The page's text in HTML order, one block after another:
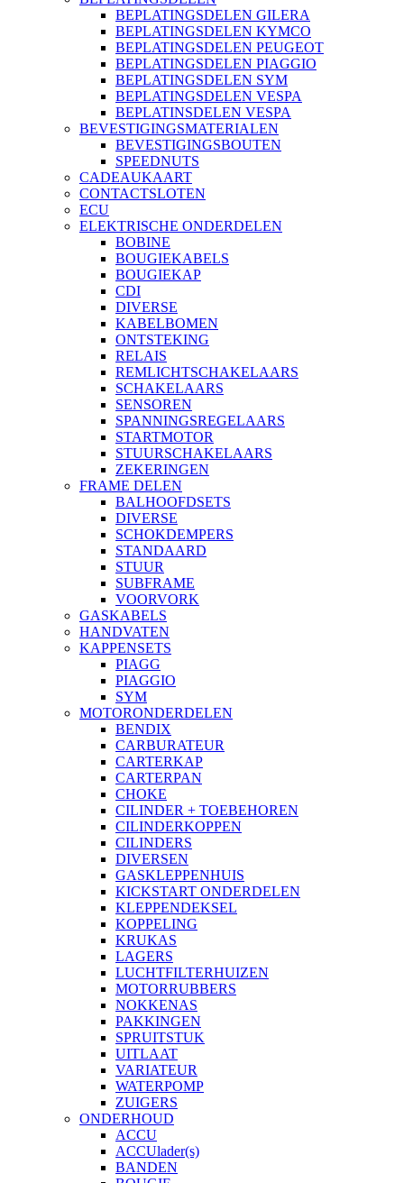
BEPLATINGSDELEN GILERA
BEPLATINGSDELEN KYMCO
BEPLATINGSDELEN PEUGEOT
BEPLATINGSDELEN PIAGGIO
BEPLATINGSDELEN SYM
BEPLATINGSDELEN VESPA
BEPLATINSDELEN VESPA
BEVESTIGINGSMATERIALEN
BEVESTIGINGSBOUTEN
SPEEDNUTS
CADEAUKAART
CONTACTSLOTEN
ECU
ELEKTRISCHE ONDERDELEN
BOBINE
BOUGIEKABELS
BOUGIEKAP
CDI
DIVERSE
KABELBOMEN
ONTSTEKING
RELAIS
REMLICHTSCHAKELAARS
SCHAKELAARS
SENSOREN
SPANNINGSREGELAARS
STARTMOTOR
STUURSCHAKELAARS
ZEKERINGEN
FRAME DELEN
BALHOOFDSETS
DIVERSE
SCHOKDEMPERS
STANDAARD
STUUR
SUBFRAME
VOORVORK
GASKABELS
HANDVATEN
KAPPENSETS
PIAGG
PIAGGIO
SYM
MOTORONDERDELEN
BENDIX
CARBURATEUR
CARTERKAP
CARTERPAN
CHOKE
CILINDER + TOEBEHOREN
CILINDERKOPPEN
CILINDERS
DIVERSEN
GASKLEPPENHUIS
KICKSTART ONDERDELEN
KLEPPENDEKSEL
KOPPELING
KRUKAS
LAGERS
LUCHTFILTERHUIZEN
MOTORRUBBERS
NOKKENAS
PAKKINGEN
SPRUITSTUK
UITLAAT
VARIATEUR
WATERPOMP
ZUIGERS
ONDERHOUD
ACCU
ACCUlader(s)
BANDEN